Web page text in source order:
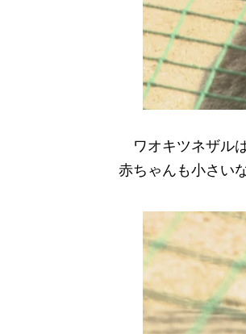
ワオキツネザル
赤ちゃんも小さい